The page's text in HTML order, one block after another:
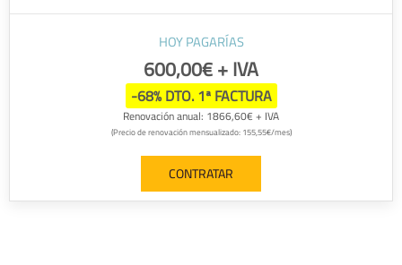
HOY PAGARÍAS
600,00€ + IVA
-68% DTO. 1ª FACTURA
Renovación anual: 1866,60€ + IVA
(Precio de renovación mensualizado: 155,55€/mes)
CONTRATAR